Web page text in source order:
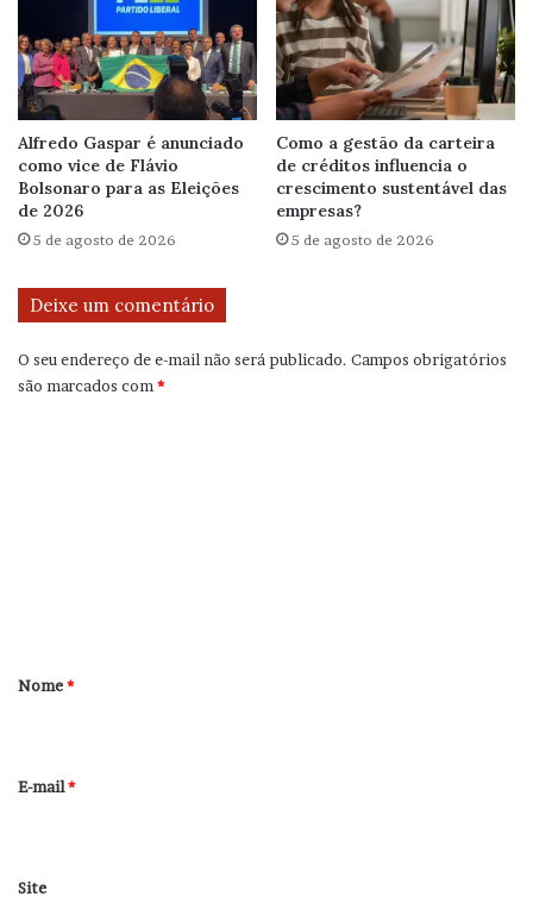
Alfredo Gaspar é anunciado
como vice de Flávio
Bolsonaro para as Eleições
de 2026
5 de agosto de 2026
Como a gestão da carteira
de créditos influencia o
crescimento sustentável das
empresas?
5 de agosto de 2026
Deixe um comentário
O seu endereço de e-mail não será publicado. Campos obrigatórios
são marcados com *
r
*
Nome*
E-mail*
Site